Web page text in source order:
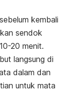
kembali
sendok
20 menit.
langsung di
dalam dan
untuk mata